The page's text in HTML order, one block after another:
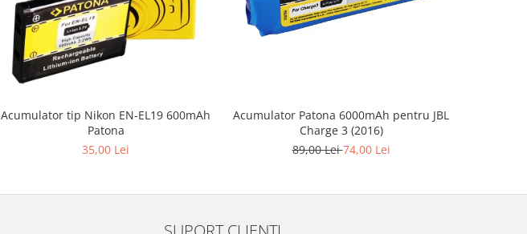
Acumulator tip Nikon EN-EL19 600mAh
Patona
35,00 Lei
Acumulator Patona 6000mAh pentru JBL
Charge 3 (2016)
89,00 Lei74,00 Lei